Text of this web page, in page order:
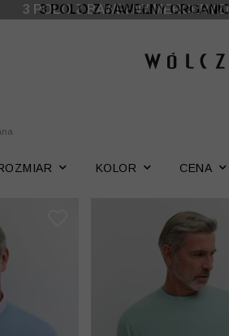
3 POLO Z BAWEŁNY
DO -50% | DODATKOWE -
KOLOR CENA